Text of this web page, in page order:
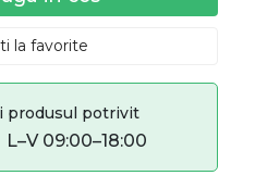
la favorite
produsul potrivit
L–V 09:00–18:00